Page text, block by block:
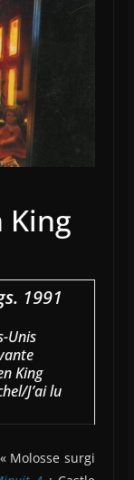
King
1991
Unis
King
J’ai lu
Molosse surgi